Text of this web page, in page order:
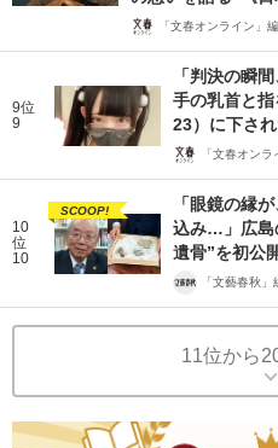
「文春オンライン」
9位
9
「判決の瞬
手の乳首と
23）に下さ
「文春オン
10
位
10
SCOOP!
「眼鏡の縁
込み…」広島
遺骨”を初公
「文藝春秋」
11位から